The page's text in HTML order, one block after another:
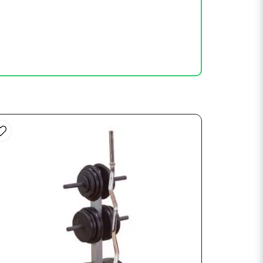
montera.